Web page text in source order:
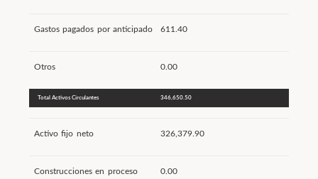
Gastos pagados por anticipado 611.40
Otros 0.00
Total Activos Circulantes 346,650.50
Activo fijo neto 326,379.90
Construcciones en proceso 0.00